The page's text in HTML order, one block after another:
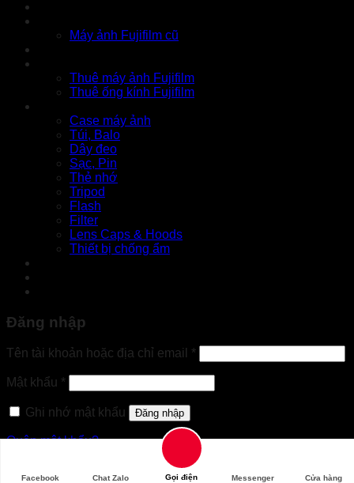
Máy ảnh Fujifilm cũ
Thuê máy ảnh Fujifilm
Thuê ống kính Fujifilm
Case máy ảnh
Túi, Balo
Dây đeo
Sạc, Pin
Thẻ nhớ
Tripod
Flash
Filter
Lens Caps & Hoods
Thiết bị chống ẩm
Facebook Chat Zalo Gọi điện Messenger Cửa hàng
Đăng nhập
Tên tài khoản hoặc địa chỉ email *Bắt
buộc
Mật khẩu *Bắt
buộc
Ghi nhớ mật khẩu
Đăng nhập
Quên mật khẩu?